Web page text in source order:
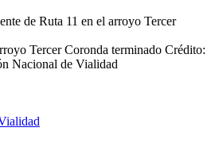
Tercer Coronda terminado Crédito:
Nacional de Vialidad